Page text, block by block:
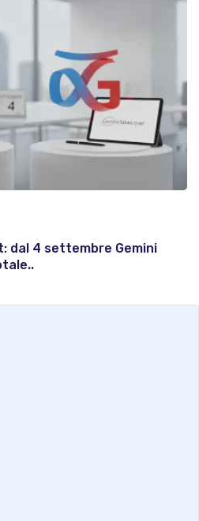
dal 4 settembre Gemini